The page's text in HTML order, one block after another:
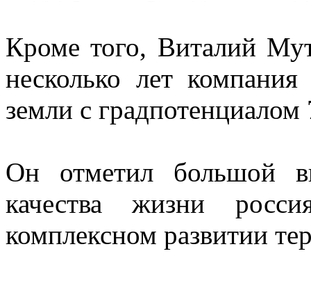
Кроме того, Виталий
несколько лет
земли с
Он отметил большой
качества жизни
комплексном развитии